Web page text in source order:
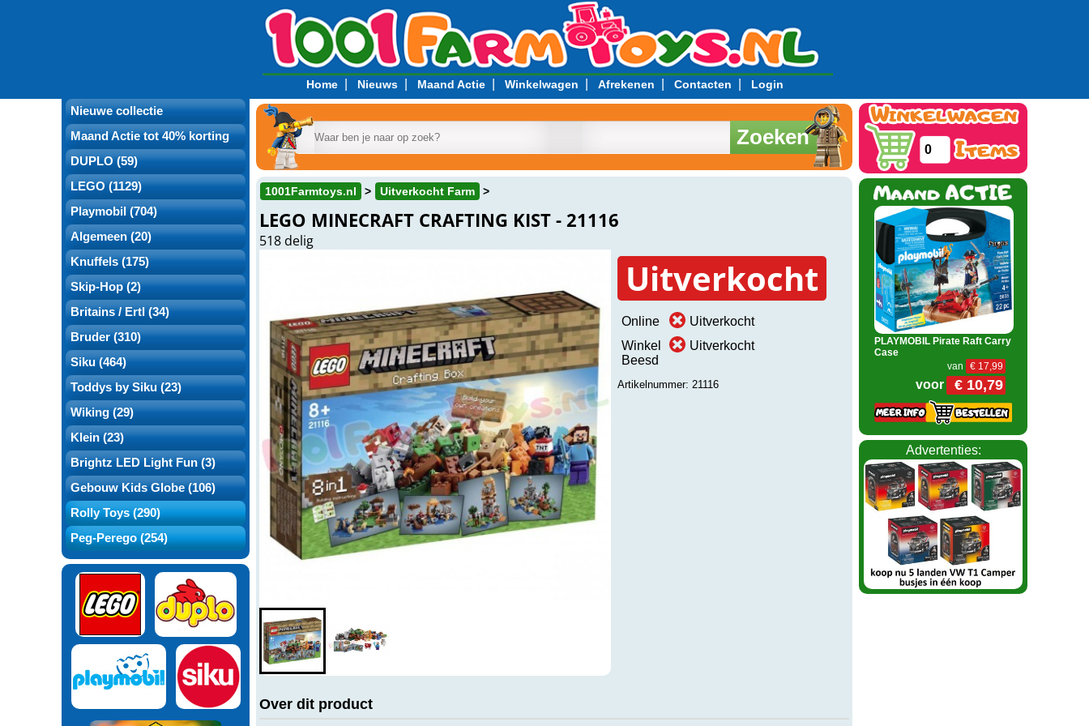
Home| Nieuws| Maand Actie| Winkelwagen Afrekenen Contacten Login
Nieuwe collectie
Maand Actie tot 40% korting
DUPLO (59)
LEGO (1129)
Playmobil (704)
Algemeen (20)
Knuffels (175)
Skip-Hop (2)
Britains / Ertl (34)
Bruder (310)
Siku (464)
Toddys by Siku (23)
Wiking (29)
Klein (23)
Brightz LED Light Fun (3)
Gebouw Kids Globe (106)
Rolly Toys (290)
Peg-Perego (254)
Zoeken
1001Farmtoys.nl Uitverkocht Farm
LEGO MINECRAFT CRAFTING KIST - 21116
518 delig
Uitverkocht
Online
Uitverkocht
Winkel
Beesd
Uitverkocht
Artikelnummer: 21116
Over dit product
0
PLAYMOBIL Pirate Raft Carry
Case
€ 17,99
van
€ 10,79
voor
Advertenties: